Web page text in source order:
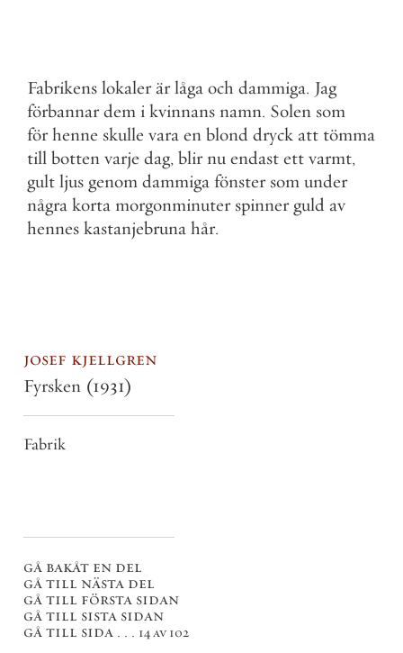
Fabrikens lokaler är låga och dammiga. Jag
förbannar dem i kvinnans namn. Solen som
för henne skulle vara en blond dryck att tömma
till botten varje dag, blir nu endast ett varmt,
gult ljus genom dammiga fönster som under
några korta morgonminuter spinner guld av
hennes kastanjebruna hår.
josef kjellgren
Fyrsken (1931)
Fabrik
gå bakåt en del
gå till nästa del
gå till första sidan
gå till sista sidan
gå till sida . . . 14 av 102